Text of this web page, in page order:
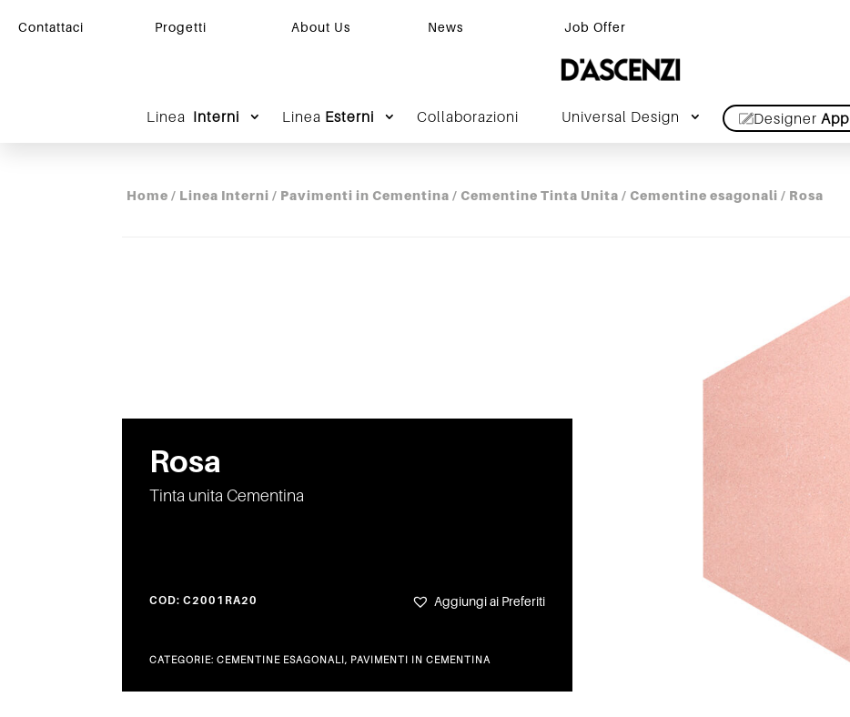
Contattaci Progetti About Us News Job Offer
Linea Interni Linea Esterni Collaborazioni Universal Design Designer App
Home / Linea Interni / Pavimenti in Cementina / Cementine Tinta Unita / Cementine esagonali / Rosa
Rosa
Tinta unita Cementina
Aggiungi ai Preferiti
COD:C2001RA20
CATEGORIE:CEMENTINE ESAGONALI, PAVIMENTI IN CEMENTINA